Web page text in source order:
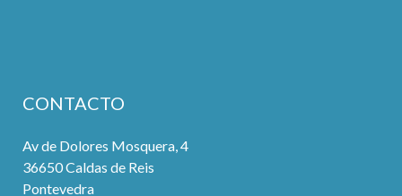
CONTACTO
Av de Dolores Mosquera, 4
36650 Caldas de Reis
Pontevedra